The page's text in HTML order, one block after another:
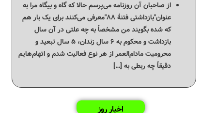
از صاحبان آن روزنامه می‌پرسم حالا که گاه و بیگاه مرا به
عنوان"بازداشتی فتنهٔ ۸۸"معرفی می‌کنند برای یک بار هم
که شده بگویند من مشخصاً به چه علتی در آن سال
بازداشت و محکوم به ۶ سال زندان، ۵ سال تبعید و
محرومیت مادام‌العمر از هر نوع فعالیت شدم و اتهام‌هایم
دقیقاً چه ربطی به […]
اخبار روز